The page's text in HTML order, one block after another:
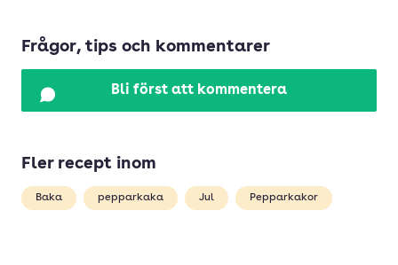
Frågor, tips och kommentarer
Bli först att kommentera
Fler recept inom
Baka pepparkaka Jul Pepparkakor